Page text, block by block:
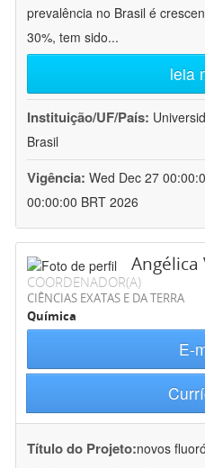
prevalência no Brasil é
30%, tem sido...
leia
Instituição/UF/País:
Brasil
Vigência: Wed Dec 27
00:00:00 BRT 2026
COORDENADOR(A)
CIÊNCIAS EXATAS E DA TERRA
Química
E-
Título do Projeto:novos